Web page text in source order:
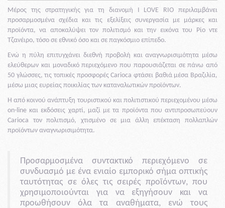
Μέρος της στρατηγικής για τη διανομή I LOVE RIO περιλαμβάνει
προσαρμοσμένα σχέδια και τις εξελίξεις συνεργασία με μάρκες και
προϊόντα, να αποκαλύψει τον πολιτισμό και την εικόνα του Ρίο ντε
Τζανέιρο, τόσο σε εθνικό όσο και σε παγκόσμιο επίπεδο.
Ενώ η πύλη επιτυγχάνει διεθνή προβολή και αναγνωρισιμότητα μέσω
ελεύθερων και μοναδικό περιεχόμενο που παρουσιάζεται σε πάνω από
50 γλώσσες, τις τοπικές προσφορές Carioca φτάσει βαθιά μέσα Βραζιλία,
μέσω μιας ευρείας ποικιλίας των καταναλωτικών προϊόντων.
Η από κοινού ανάπτυξη τουριστικού και πολιτιστικού περιεχομένου μέσω
on-line και εκδόσεις χαρτί, μαζί με τα προϊόντα που αντιπροσωπεύουν
Carioca τον πολιτισμό, χτισμένο σε μια άλλη επέκταση πολλαπλών
προϊόντων αναγνωρισιμότητα.
Προσαρμοσμένα συντακτικό περιεχόμενο σε
συνδυασμό με ένα ενιαίο εμπορικό σήμα οπτικής
ταυτότητας σε όλες τις σειρές προϊόντων, που
χρησιμοποιούνται για να εξηγήσουν και να
προωθήσουν όλα τα αναθήματα, ενώ τους